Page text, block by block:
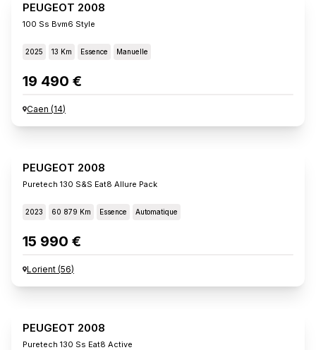
PEUGEOT 2008
100 Ss Bvm6 Style
2025 13 Km Essence Manuelle
19 490 €
Caen (14)
PEUGEOT 2008
Puretech 130 S&s Eat8 Allure Pack
2023 60 879 Km Essence Automatique
15 990 €
Lorient (56)
PEUGEOT 2008
Puretech 130 Ss Eat8 Active